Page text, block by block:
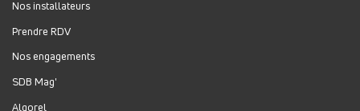
horaire
Mardi :
Mercredi : 9h-12h, 14h-18h
Jeudi :
Nos installateurs
Prendre RDV
Nos engagements
SDB Mag'
Algorel